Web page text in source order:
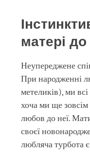
матері
Неупереджене
При народженні
метеликів), ми
хоча ми ще зовсім
любов до неї.
своєї
любляча турбота